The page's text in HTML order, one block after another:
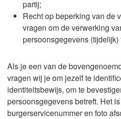
partij;
Recht op beperking van de
vragen om de verwerking
persoonsgegevens (tijdelijk)
Als je een van de
vragen wij je om jezelf te
identiteitsbewijs, om te
persoonsgegevens betreft. Het
burgerservicenummer en foto